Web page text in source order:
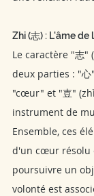
Zhi (志) : L'âme de
Le caractère "志"
deux parties : "
"cœur" et "壴"
instrument de
Ensemble, ces
d'un cœur résolu
poursuivre un
volonté est